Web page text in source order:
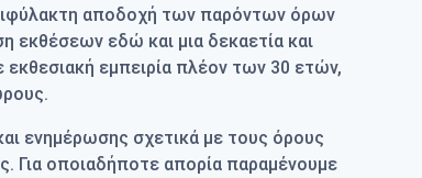
αποδοχή των παρόντων όρων
εκθέσεων εδώ και μια δεκαετία και
εμπειρία πλέον των 30 ετών,
ενημέρωσης σχετικά με τους όρους
Για οποιαδήποτε απορία παραμένουμε